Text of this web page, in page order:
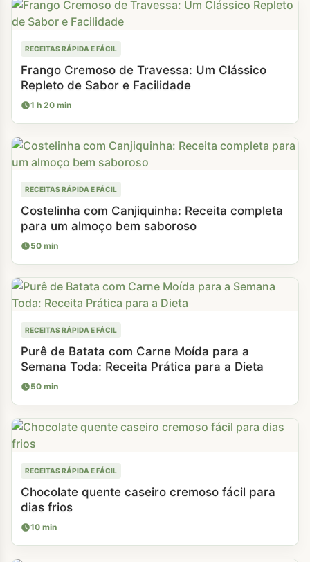
RECEITAS RÁPIDA E FÁCIL
Frango Cremoso de Travessa: Um Clássico
Repleto de Sabor e Facilidade
1 h 20 min
RECEITAS RÁPIDA E FÁCIL
Costelinha com Canjiquinha: Receita completa
para um almoço bem saboroso
50 min
RECEITAS RÁPIDA E FÁCIL
Purê de Batata com Carne Moída para a
Semana Toda: Receita Prática para a Dieta
50 min
RECEITAS RÁPIDA E FÁCIL
Chocolate quente caseiro cremoso fácil para
dias frios
10 min